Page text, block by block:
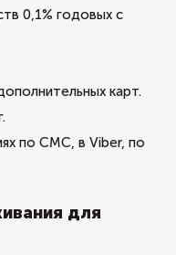
0,1% годовых с
карт.
по СМС, в Viber, по
для